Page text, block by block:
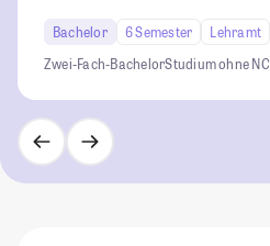
Bachelor 6 Semester
Lehramt
Zwei-Fach-BachelorStudium ohne NC